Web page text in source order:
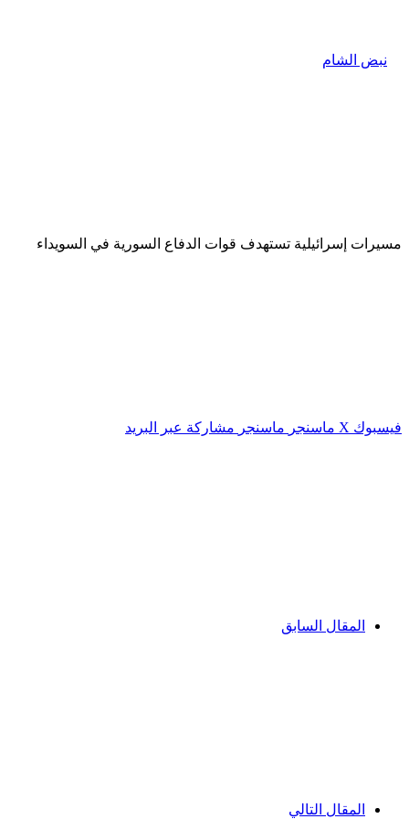
مسيرات إسرائيلية تستهدف قوات الدفاع السورية في السويداء
فيسبوك ‫X ماسنجر ماسنجر مشاركة عبر البريد
المقال السابق
المقال التالي